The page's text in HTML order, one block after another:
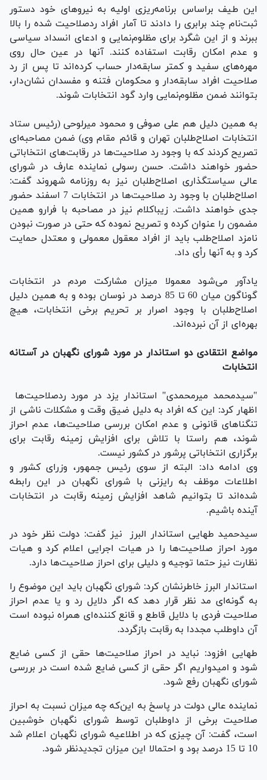
این طیف براساس برنامه‌ریزی اولیه به نیروهای خود دستور
ثبت‌نام چند برابری را دادند تا آمار افراد ردصلاحیت‌ شده را بالا
ببرند و از این شگرد برای مظلوم‌نمایی و ادعای انسداد سیاسی
و عدم امکان رقابت استفاده کنند. آنها در عین حال روی
مهره‌های سفید و کمتر سابقه‌دار حساب کرده‌اند تا پس از رد
صلاحیت افراد سابقه‌دار و محکومان فتنه و مفسدان نشان‌دار،
بتوانند ضمن مظلوم‌نمایی وارد گود انتخابات شوند.
به همین دلیل هم علی صوفی و محمود میرلوحی (رئیس ستاد
انتخابات اصلاح‌طلبان تهران و قائم مقام وی) ضمن مصاحبه‌ای
تصریح کردند که با وجود رد صلاحیت‌ها در رقابت‌های انتخاباتی
حضور خواهند داشت. حسن رسولی نماینده عارف در شورای
عالی سیاستگذاری اصلاح‌طلبان نیز به روزنامه شهروند گفت:
اصلاح‌طلبان با وجود رد صلاحیت‌ها در انتخابات 7 اسفند حضور
جدی خواهند داشت. زیباکلام نیز در مصاحبه با فرارو همین
مضمون را عنوان کرده و تصریح نموده که حتی در صورت نبودن
نامزد اصلاح‌طلب باید از افراد معقول معمولی و معتدل حمایت
کرد و به آنها رأی داد.
یادآور می‌شود معمولا میزان مشارکت مردم در انتخابات
گوناگون میان 60 تا 85 درصد در نوسان بوده و به همین دلیل
اصلاح‌طلبان با وجود اصرار بر تحریم برخی انتخابات، هیچ
بهره‌ای از آن نبرده‌اند.
مواضع انتقادی دو استاندار در مورد شورای نگهبان در آستانه
انتخابات
"سیدمحمد میرمحمدی" استاندار یزد در مورد ردصلاحیت‌ها
اظهار کرد: این که افراد به دلیل ضیق وقت و مشکلات ناشی از
تنگناهای قانونی و عدم امکان بررسی صلاحیت‌ها، عدم احراز
شوند، هم راستا با تلاش برای افزایش زمینه رقابت برای
برگزاری انتخاباتی پرشور در کشور نیست.
وی ادامه داد: البته از سوی رئیس جمهور، وزرای کشور و
اطلاعات موظف به رایزنی با شورای نگهبان در این رابطه
شده‌اند تا بتوانیم شاهد افزایش زمینه رقابت در انتخابات
آینده باشیم.
سیدحمید طهایی استاندار البرز نیز گفت: دولت نظر خود در
مورد احراز صلاحیت‌ها را در هیات اجرایی اعلام کرد و هیات
نظارت نیز حتما توجیه و دلیلی برای احراز صلاحیت‌ها دارد.
استاندار البرز خاطرنشان کرد: شورای نگهبان باید این موضوع را
به گونه‌ای مد نظر قرار دهد که اگر دلایل رد و یا عدم احراز
صلاحیت فردی با دلایل قاطع و قانع کننده‌ای همراه نبوده است
آن داوطلب مجددا به رقابت بازگردد.
طهایی افزود: نباید در احراز صلاحیت‌ها حقی از کسی ضایع
شود و امیدواریم اگر حقی از کسی ضایع شده است در بررسی
شورای نگهبان رفع شود.
نماینده عالی دولت در پاسخ به این‌که چه میزان نسبت به احراز
صلاحیت برخی از داوطلبان توسط شورای نگهبان خوشبین
است، گفت: آن چیزی که در اطلاعیه شورای نگهبان اعلام شد
10 تا 15 درصد بود و احتمالا این میزان تجدیدنظر شود.